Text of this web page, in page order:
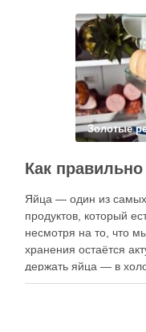
контент, расширять
функции. Ниже …
Золотые
Яйца — один из самых
продуктов, который
несмотря на то, что
хранения остаётся
держать яйца — в
зависит от